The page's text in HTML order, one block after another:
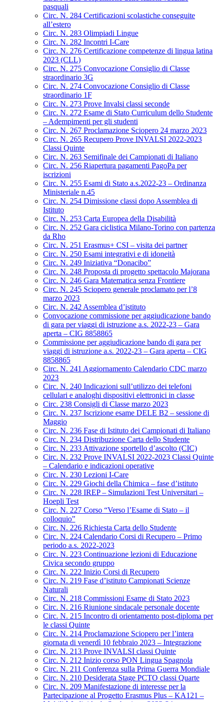
pasquali
Circ. N. 284 Certificazioni scolastiche conseguite
all’estero
Circ. N. 283 Olimpiadi Lingue
Circ. N. 282 Incontri I-Care
Circ. N. 276 Certificazione competenze di lingua latina
2023 (CLL)
Circ. N. 275 Convocazione Consiglio di Classe
straordinario 3G
Circ. N. 274 Convocazione Consiglio di Classe
straordinario 1F
Circ. N. 273 Prove Invalsi classi seconde
Circ. N. 272 Esame di Stato Curriculum dello Studente
– Adempimenti per gli studenti
Circ. N. 267 Proclamazione Sciopero 24 marzo 2023
Circ. N. 265 Recupero Prove INVALSI 2022-2023
Classi Quinte
Circ. N. 263 Semifinale dei Campionati di Italiano
Circ. N. 256 Riapertura pagamenti PagoPa per
iscrizioni
Circ. N. 255 Esami di Stato a.s.2022-23 – Ordinanza
Ministeriale n.45
Circ. N. 254 Dimissione classi dopo Assemblea di
Istituto
Circ. N. 253 Carta Europea della Disabilità
Circ. N. 252 Gara ciclistica Milano-Torino con partenza
da Rho
Circ. N. 251 Erasmus+ CSI – visita dei partner
Circ. N. 250 Esami integrativi e di idoneità
Circ. N. 249 Iniziativa “Donacibo”
Circ. N. 248 Proposta di progetto spettacolo Majorana
Circ. N. 246 Gara Matematica senza Frontiere
Circ. N. 245 Sciopero generale proclamato per l’8
marzo 2023
Circ. N. 242 Assemblea d’istituto
Convocazione commissione per aggiudicazione bando
di gara per viaggi di istruzione a.s. 2022-23 – Gara
aperta – CIG 8858865
Commissione per aggiudicazione bando di gara per
viaggi di istruzione a.s. 2022-23 – Gara aperta – CIG
8858865
Circ. N. 241 Aggiornamento Calendario CDC marzo
2023
Circ. N. 240 Indicazioni sull’utilizzo dei telefoni
cellulari e analoghi dispositivi elettronici in classe
Circ. 238 Consigli di Classe marzo 2023
Circ. N. 237 Iscrizione esame DELE B2 – sessione di
Maggio
Circ. N. 236 Fase di Istituto dei Campionati di Italiano
Circ. N. 234 Distribuzione Carta dello Studente
Circ. N. 233 Attivazione sportello d’ascolto (CIC)
Circ. N. 232 Prove INVALSI 2022-2023 Classi Quinte
– Calendario e indicazioni operative
Circ. N. 230 Lezioni I-Care
Circ. N. 229 Giochi della Chimica – fase d’istituto
Circ. N. 228 IREP – Simulazioni Test Universitari –
Hoepli Test
Circ. N. 227 Corso “Verso l’Esame di Stato – il
colloquio”
Circ. N. 226 Richiesta Carta dello Studente
Circ. N. 224 Calendario Corsi di Recupero – Primo
periodo a.s. 2022-2023
Circ. N. 223 Continuazione lezioni di Educazione
Civica secondo gruppo
Circ. N. 222 Inizio Corsi di Recupero
Circ. N. 219 Fase d’istituto Campionati Scienze
Naturali
Circ. N. 218 Commissioni Esame di Stato 2023
Circ. N. 216 Riunione sindacale personale docente
Circ. N. 215 Incontro di orientamento post-diploma per
le classi Quinte
Circ. N. 214 Proclamazione Sciopero per l’intera
giornata di venerdì 10 febbraio 2023 – Integrazione
Circ. N. 213 Prove INVALSI classi Quinte
Circ. N. 212 Inizio corso PON Lingua Spagnola
Circ. N. 211 Conferenza sulla Prima Guerra Mondiale
Circ. N. 210 Desiderata Stage PCTO classi Quarte
Circ. N. 209 Manifestazione di interesse per la
Partecipazione al Progetto Erasmus Plus – KA121 –